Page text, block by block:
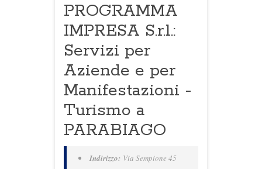
PROGRAMMA
IMPRESA S.r.l.:
Servizi per
Aziende e per
Manifestazioni -
Turismo a
PARABIAGO
Indirizzo: Via Sempione 45